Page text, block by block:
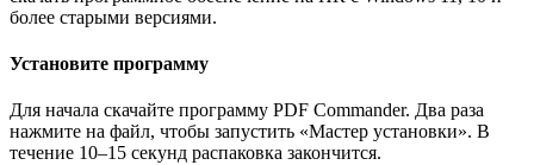
более старыми версиями.
Установите программу
Для начала скачайте программу PDF Commander. Два раза
нажмите на файл, чтобы запустить «Мастер установки». В
течение 10–15 секунд распаковка закончится.